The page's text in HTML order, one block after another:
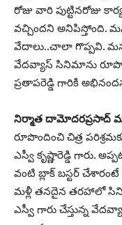
రోజు వారి పుట్టినరోజు
వచ్చిందని
వేదాలు..చాలా గొప్పవి.
వేదవ్యాస్ సినిమాను
ప్రతాపరెడ్డి గారికి
నిర్మాత దామోదరప్రసాద్
రూపొందించి చిత్ర
ఎస్వీ కృష్ణారెడ్డి గారు.
వంటి బ్లాక్ బస్టర్
మళ్లీ తనదైన తరహాలో
ఎస్వీ గారు చేస్తున్న